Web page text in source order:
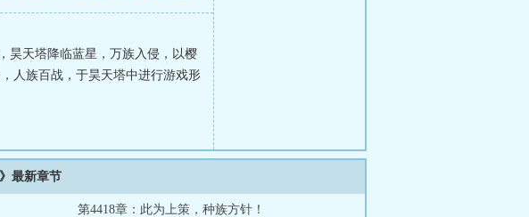
昊天塔降临蓝星，万族入侵，以樱
人族百战，于昊天塔中进行游戏形
最新章节
第4418章：此为上策，种族方针！